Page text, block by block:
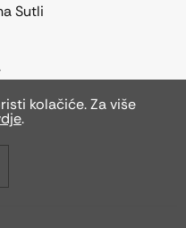
Sutli
kolačiće. Za više
.